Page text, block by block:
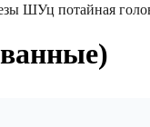
ШУц потайная